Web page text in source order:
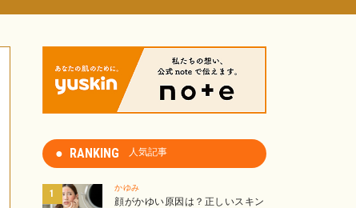
RANKING 人気記事
かゆみ
顔がかゆい原因は？正しいスキン